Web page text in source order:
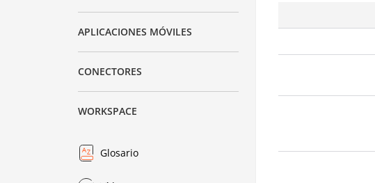
APLICACIONES MÓVILES
CONECTORES
WORKSPACE
Glosario